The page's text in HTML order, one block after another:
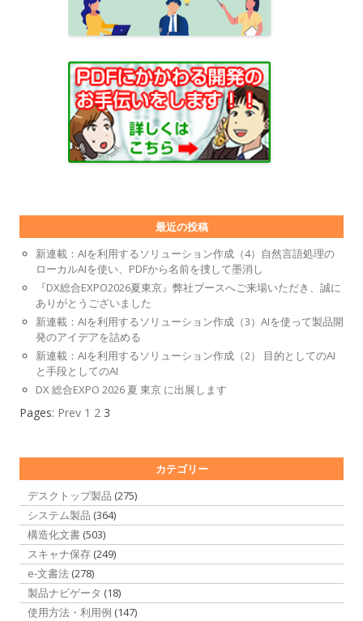
最近の投稿
新連載：AIを利用するソリューション作成（4）自然言語処理の
ローカルAIを使い、PDFから名前を捜して墨消し
『DX総合EXPO2026夏東京』弊社ブースへご来場いただき、誠に
ありがとうございました
新連載：AIを利用するソリューション作成（3）AIを使って製品開
発のアイデアを詰める
新連載：AIを利用するソリューション作成（2） 目的としてのAI
と手段としてのAI
DX 総合EXPO 2026 夏 東京 に出展します
Pages: Prev 1 2 3
カテゴリー
デスクトップ製品 (275)
システム製品 (364)
構造化文書 (503)
スキャナ保存 (249)
e-文書法 (278)
製品ナビゲータ (18)
使用方法・利用例 (147)